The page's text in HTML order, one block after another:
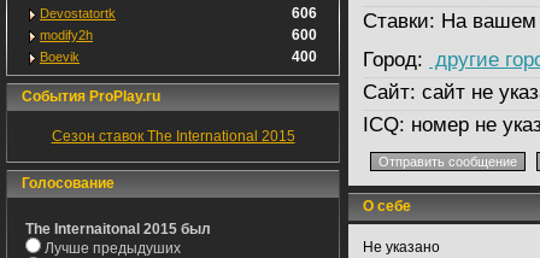
Devostatortk 606
modify2h 600
Boevik 400
События ProPlay.ru
Сезон ставок The International 2015
Голосование
The Internaitonal 2015 был
Лучше предыдуших
Ставки: На вашем
Город: другие
Сайт: сайт не
ICQ: номер не
О себе
Не указано